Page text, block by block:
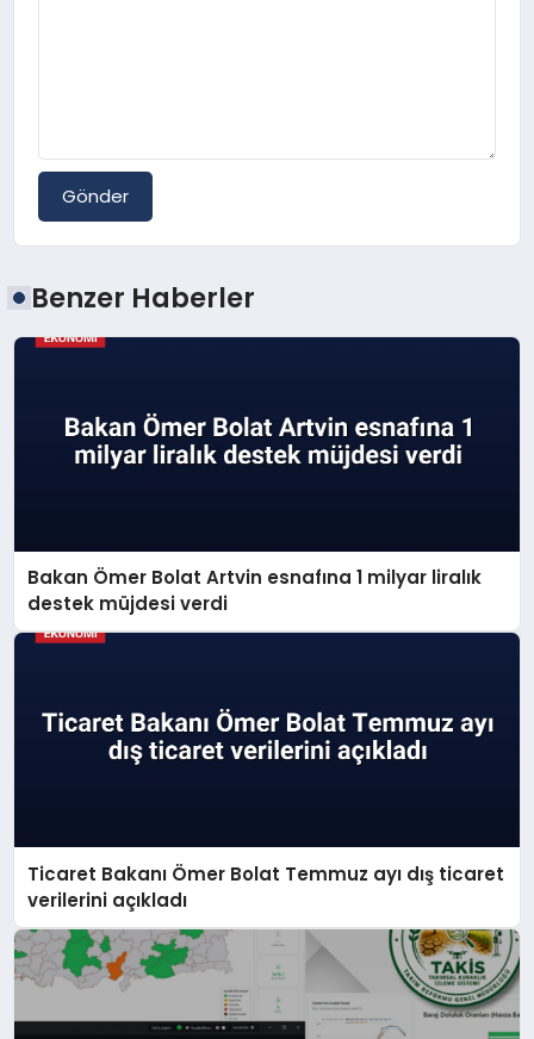
Gönder
Benzer Haberler
Bakan Ömer Bolat Artvin esnafına 1 milyar liralık
destek müjdesi verdi
Ticaret Bakanı Ömer Bolat Temmuz ayı dış ticaret
verilerini açıkladı